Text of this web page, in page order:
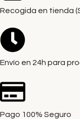
Recogida en tienda
Envío en 24h para
Pago 100% Seguro